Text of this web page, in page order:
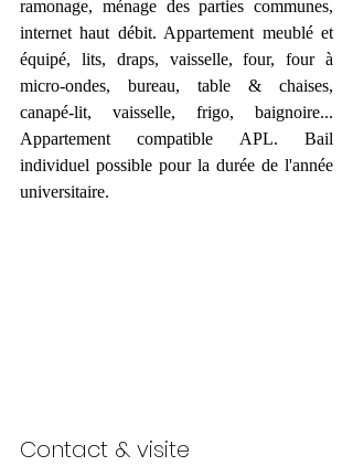
ramonage, ménage des parties communes,
internet haut débit. Appartement meublé et
équipé, lits, draps, vaisselle, four, four à
micro-ondes, bureau, table & chaises,
canapé-lit, vaisselle, frigo, baignoire...
Appartement compatible APL. Bail
individuel possible pour la durée de l'année
universitaire.
Contact & visite